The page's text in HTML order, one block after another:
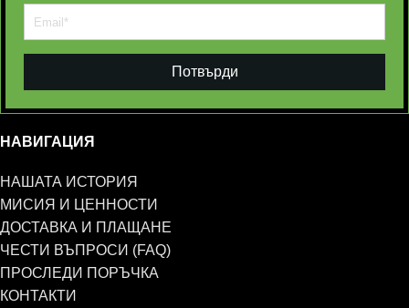
Потвърди
НАВИГАЦИЯ
НАШАТА ИСТОРИЯ
МИСИЯ И ЦЕННОСТИ
ДОСТАВКА И ПЛАЩАНЕ
ЧЕСТИ ВЪПРОСИ (FAQ)
ПРОСЛЕДИ ПОРЪЧКА
КОНТАКТИ